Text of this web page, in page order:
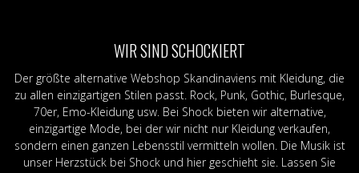
WIR SIND SCHOCKIERT
Der größte alternative Webshop Skandinaviens mit Kleidung, die
zu allen einzigartigen Stilen passt. Rock, Punk, Gothic, Burlesque,
70er, Emo-Kleidung usw. Bei Shock bieten wir alternative,
einzigartige Mode, bei der wir nicht nur Kleidung verkaufen,
sondern einen ganzen Lebensstil vermitteln wollen. Die Musik ist
unser Herzstück bei Shock und hier geschieht sie. Lassen Sie